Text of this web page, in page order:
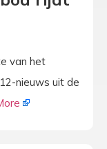
van het
nieuws uit de